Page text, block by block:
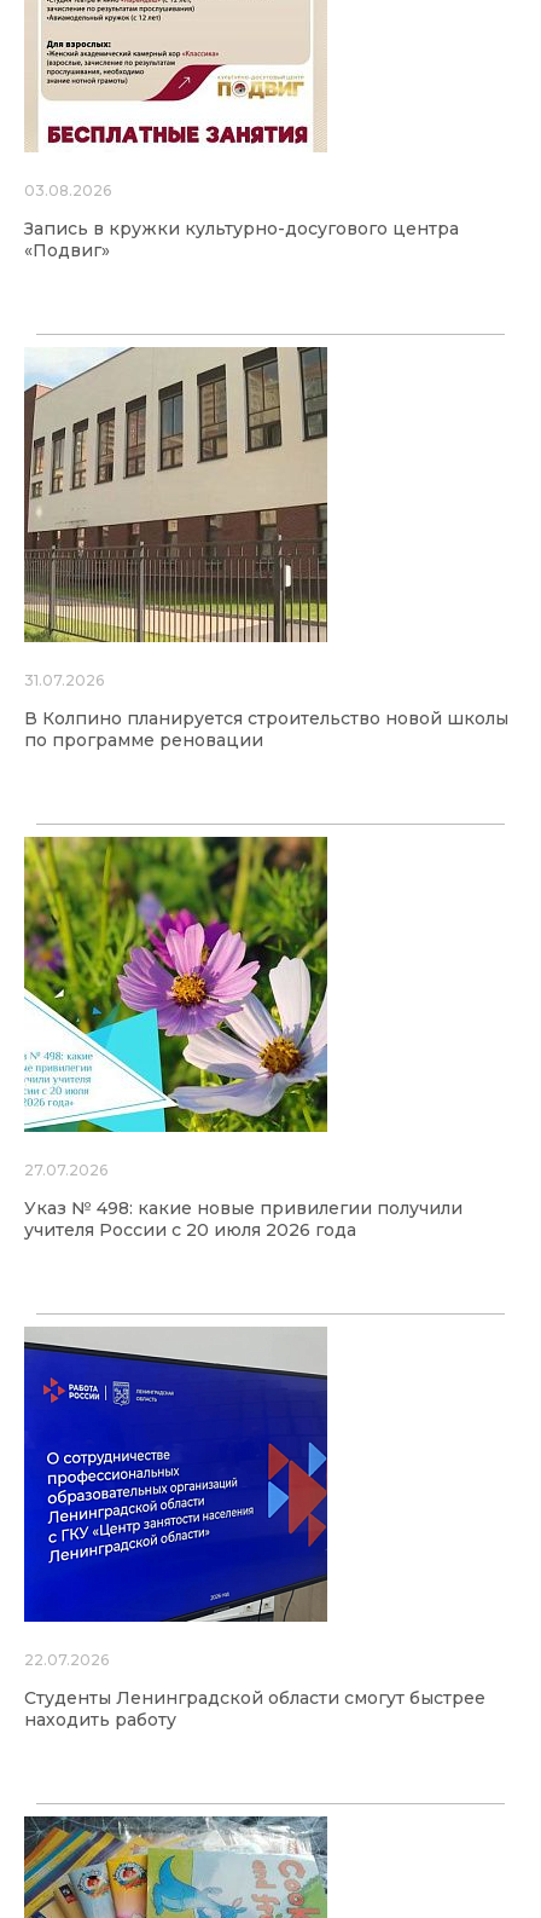
03.08.2026
Запись в кружки культурно-досугового центра
«Подвиг»
31.07.2026
В Колпино планируется строительство новой школы
по программе реновации
27.07.2026
Указ № 498: какие новые привилегии получили
учителя России с 20 июля 2026 года
22.07.2026
Студенты Ленинградской области смогут быстрее
находить работу